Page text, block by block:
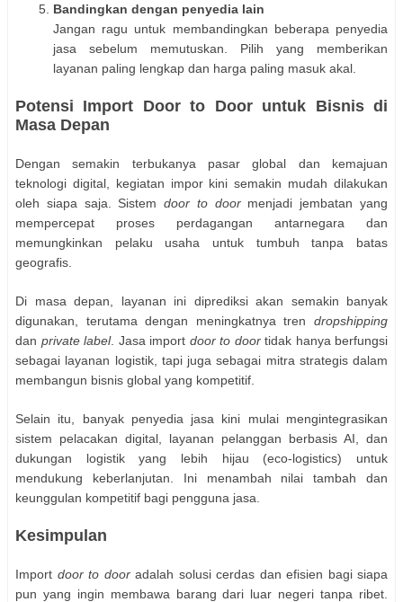
Bandingkan dengan penyedia lain
Jangan ragu untuk membandingkan beberapa penyedia
jasa sebelum memutuskan. Pilih yang memberikan
layanan paling lengkap dan harga paling masuk akal.
Potensi Import Door to Door untuk Bisnis di
Masa Depan
Dengan semakin terbukanya pasar global dan kemajuan
teknologi digital, kegiatan impor kini semakin mudah dilakukan
oleh siapa saja. Sistemdoor to doormenjadi jembatan yang
mempercepat proses perdagangan antarnegara dan
memungkinkan pelaku usaha untuk tumbuh tanpa batas
geografis.
Di masa depan, layanan ini diprediksi akan semakin banyak
digunakan, terutama dengan meningkatnya tren dropshipping
dan private label. Jasa import door to doortidak hanya berfungsi
sebagai layanan logistik, tapi juga sebagai mitra strategis dalam
membangun bisnis global yang kompetitif.
Selain itu, banyak penyedia jasa kini mulai mengintegrasikan
sistem pelacakan digital, layanan pelanggan berbasis AI, dan
dukungan logistik yang lebih hijau (eco-logistics) untuk
mendukung keberlanjutan. Ini menambah nilai tambah dan
keunggulan kompetitif bagi pengguna jasa.
Kesimpulan
Import door to dooradalah solusi cerdas dan efisien bagi siapa
pun yang ingin membawa barang dari luar negeri tanpa ribet.